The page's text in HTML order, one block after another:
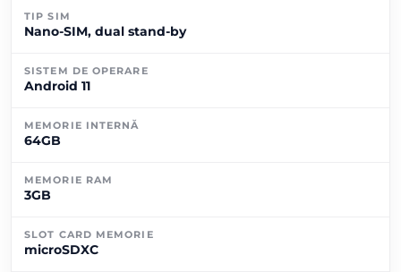
TIP SIM
Nano-SIM, dual stand-by
SISTEM DE OPERARE
Android 11
MEMORIE INTERNĂ
64GB
MEMORIE RAM
3GB
SLOT CARD MEMORIE
microSDXC